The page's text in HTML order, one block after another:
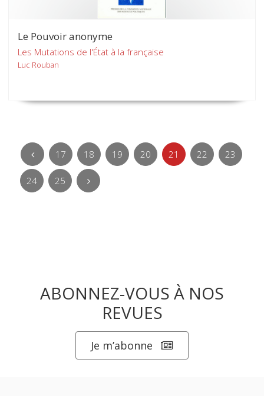
Le Pouvoir anonyme
Les Mutations de l'État à la française
Luc Rouban
17 18 19 20 21 22 23
24 25
ABONNEZ-VOUS À NOS
REVUES
Je m’abonne